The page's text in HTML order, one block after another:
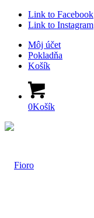
Link to Facebook
Link to Instagram
Môj účet
Pokladňa
Košík
0Košík